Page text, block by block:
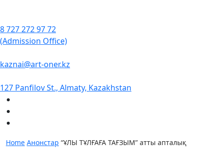
8 727 272 97 72
(Admission Office)
kaznai@art-oner.kz
127 Panfilov St., Almaty, Kazakhstan
Home Анонстар “ҰЛЫ ТҰЛҒАҒА ТАҒЗЫМ” атты апталық